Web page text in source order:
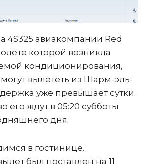
4S325 авиакомпании Red
которой возникла
кондиционирования,
вылететь из Шарм-эль-
уже превышает сутки.
его ждут в 05:20 субботы
дня.
в гостинице.
был поставлен на 11